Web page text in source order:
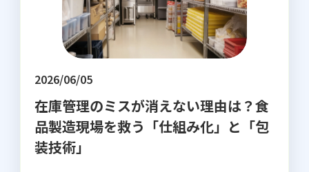
2026/06/05
在庫管理のミスが消えない理由は？食
品製造現場を救う「仕組み化」と「包
装技術」